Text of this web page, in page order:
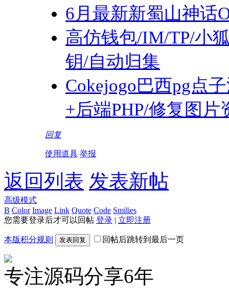
6月最新新蜀山神话
高仿钱包/IM/TP/小
钥/自动归集
Cokejogo巴西pg点
+后端PHP/修复图片
回复
使用道具 举报
返回列表 发表新帖
高级模式
B Color Image Link Quote Code Smilies
您需要登录后才可以回帖 登录 | 立即注册
本版积分规则 发表回复 回帖后跳转到最后一页
专注源码分享6年